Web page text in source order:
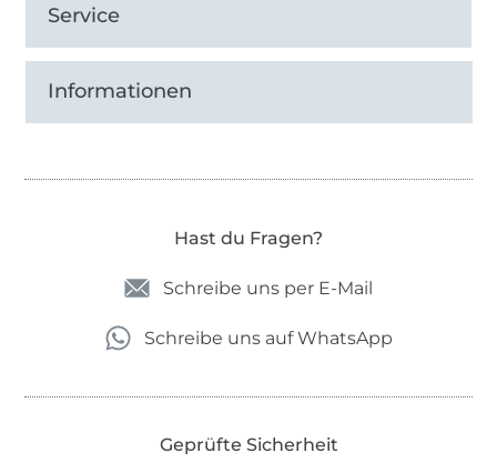
Service
Informationen
Hast du Fragen?
Schreibe uns per E-Mail
Schreibe uns auf WhatsApp
Geprüfte Sicherheit